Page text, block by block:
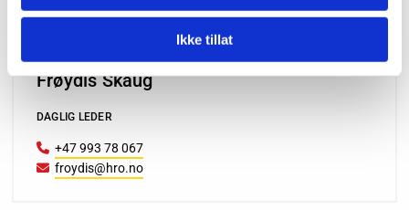
Ikke tillat
Frøydis Skaug
DAGLIG LEDER
 +47 993 78 067
 froydis@hro.no